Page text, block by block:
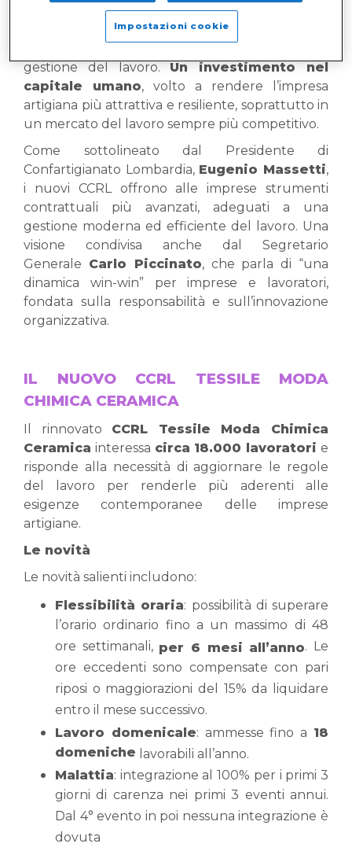
welfare aziendale strutturati, regimi di
flessibilità coerenticon i ritmi produttivi
gestione del lavoro. Un investimento nel
capitale umano, volto a rendere l’impresa
artigiana più attrattiva e resiliente, soprattutto in
un mercato del lavoro sempre più competitivo.
Come sottolineato dal Presidente di
Confartigianato Lombardia, Eugenio Massetti,
i nuovi CCRL offrono alle imprese strumenti
contrattuali più avanzati, adeguati a una
gestione moderna ed efficiente del lavoro. Una
visione condivisa anche dal Segretario
Generale Carlo Piccinato, che parla di “una
dinamica win-win” per imprese e lavoratori,
fondata sulla responsabilità e sull’innovazione
organizzativa.
IL NUOVO CCRL TESSILE MODA
CHIMICA CERAMICA
Il rinnovato CCRL Tessile Moda Chimica
Ceramica interessa circa 18.000 lavoratori e
risponde alla necessità di aggiornare le regole
del lavoro per renderle più aderenti alle
esigenze contemporanee delle imprese
artigiane.
Le novità
Le novità salienti includono:
Flessibilità oraria: possibilità di superare
l’orario ordinario fino a un massimo di 48
ore settimanali, per 6 mesi all’anno. Le
ore eccedenti sono compensate con pari
riposi o maggiorazioni del 15% da liquidare
entro il mese successivo.
Lavoro domenicale: ammesse fino a 18
domeniche lavorabili all’anno.
Malattia: integrazione al 100% per i primi 3
giorni di carenza nei primi 3 eventi annui.
Dal 4° evento in poi nessuna integrazione è
dovuta
Impostazioni cookie